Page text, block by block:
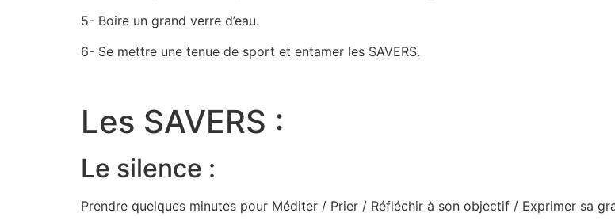
5- Boire un grand verre d’eau.
6- Se mettre une tenue de sport et entamer les SAVERS.
Les SAVERS :
Le silence :
Prendre quelques minutes pour Méditer / Prier / Réfléchir à son objectif / Exprimer sa